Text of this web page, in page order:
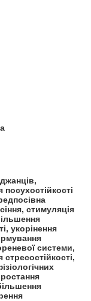
стимуляція
укорінення
системи,